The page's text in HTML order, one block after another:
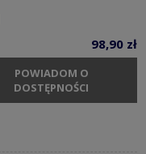
98,90 zł
POWIADOM O
DOSTĘPNOŚCI